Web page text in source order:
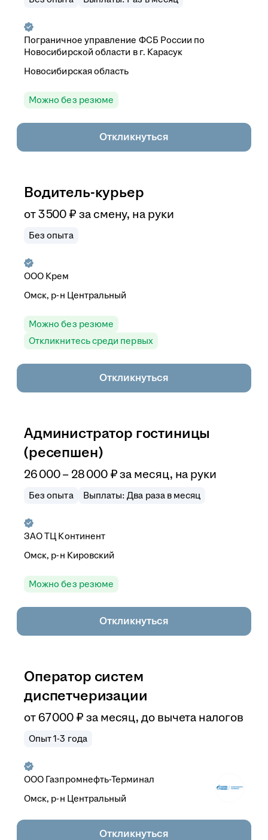
Пограничное управление ФСБ России по
Новосибирской области в г. Карасук
Новосибирская область
Можно без резюме
Откликнуться
Водитель-курьер
от3 500 ₽ за смену, на руки
Без опыта
ООО Крем
Омск, р-н Центральный
Можно без резюме
Откликнитесь среди первых
Откликнуться
Администратор гостиницы
(ресепшен)
26 000– 28 000 ₽ за месяц, на руки
Без опыта Выплаты: Два раза в месяц
ЗАОТЦ Континент
Омск, р-н Кировский
Можно без резюме
Откликнуться
Оператор систем
диспетчеризации
от67 000 ₽ за месяц,до вычета налогов
Опыт 1-3 года
ООО Газпромнефть-Терминал
Омск, р-н Центральный
Откликнуться